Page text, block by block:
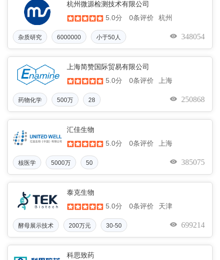
杭州微源检测技术有限公司
5.0分
0条评价 杭州
杂质研究 6000000 小于50人 348054
上海简赞国际贸易有限公司
5.0分
0条评价 上海
药物化学 500万 28 250868
汇佳生物
5.0分
0条评价 上海
核医学 5000万 50 385075
泰克生物
5.0分
0条评价 天津
酵母展示技术 200万元 30-50 699214
科思致药